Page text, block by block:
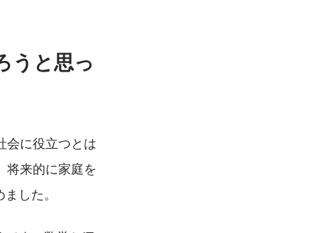
うと思っ
会に役立つとは
将来的に家庭を
した。